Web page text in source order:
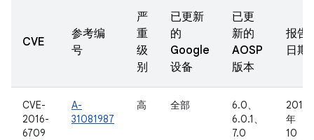
CVE
参考编
号
严
重
级
别
已更新
的
Google
设备
已更
新的
AOSP
版本
报告
日期
CVE-
2016-
6709
A-
31081987
高 全部
6.0、
6.0.1、
7.0
2015
年
10